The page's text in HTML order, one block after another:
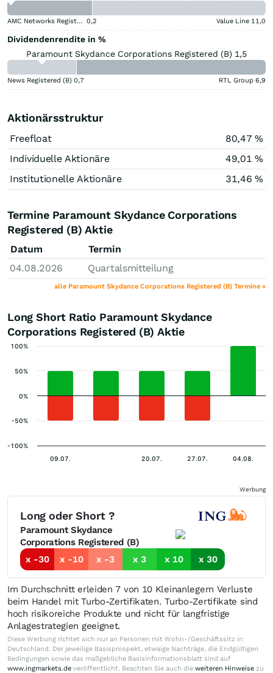
AMC Networks Registered (A) 0,2 Value Line 11,0
Dividendenrendite in %
Paramount Skydance Corporations Registered (B) 1,5
News Registered (B) 0,7 RTL Group 6,9
Aktionärsstruktur
Freefloat
80,47 %
Individuelle Aktionäre
49,01 %
Institutionelle Aktionäre
31,46 %
Termine Paramount Skydance Corporations
Registered (B) Aktie
Datum
Termin
04.08.2026
Quartalsmitteilung
alle Paramount Skydance Corporations Registered (B) Termine »
Long Short Ratio Paramount Skydance
Corporations Registered (B) Aktie
09.07. 20.07. 27.07. 04.08.
-100%
-50%
0%
50%
100%
Werbung
Long oder Short ?
Paramount Skydance
Corporations Registered (B)
x -30
x -10 x -3 x 3 x 10 x 30
Im Durchschnitt erleiden 7 von 10 Kleinanlegern Verluste
beim Handel mit Turbo-Zertifikaten. Turbo-Zertifikate sind
hoch risikoreiche Produkte und nicht für langfristige
Anlagestrategien geeignet.
Diese Werbung richtet sich nur an Personen mit Wohn-/Geschäftssitz in
Deutschland. Der jeweilige Basisprospekt, etwaige Nachträge, die Endgültigen
Bedingungen sowie das maßgebliche Basisinformationsblatt sind auf
www.ingmarkets.de veröffentlicht. Beachten Sie auch die weiteren Hinweise zu